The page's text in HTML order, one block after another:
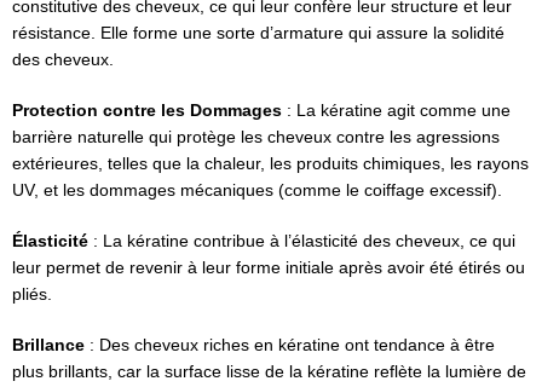
constitutive des cheveux, ce qui leur confère leur structure et leur
résistance. Elle forme une sorte d’armature qui assure la solidité
des cheveux.
Protection contre les Dommages : La kératine agit comme une
barrière naturelle qui protège les cheveux contre les agressions
extérieures, telles que la chaleur, les produits chimiques, les rayons
UV, et les dommages mécaniques (comme le coiffage excessif).
Élasticité : La kératine contribue à l’élasticité des cheveux, ce qui
leur permet de revenir à leur forme initiale après avoir été étirés ou
pliés.
Brillance : Des cheveux riches en kératine ont tendance à être
plus brillants, car la surface lisse de la kératine reflète la lumière de